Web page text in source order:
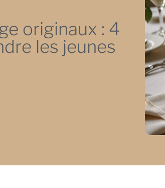
originaux : 4
les jeunes